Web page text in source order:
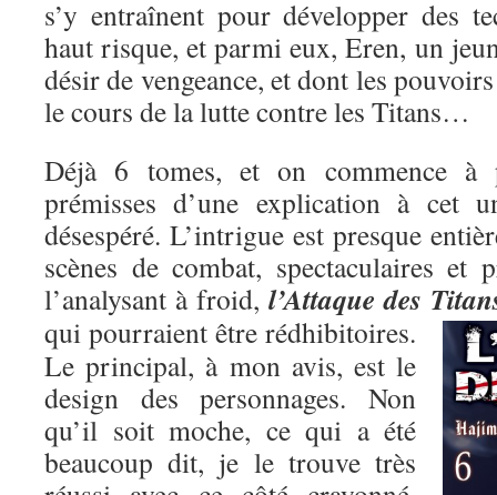
s’y entraînent pour développer des
haut risque, et parmi eux, Eren, un
désir de vengeance, et dont les
le cours de la lutte contre les Titans…
Déjà 6 tomes, et on commence à
prémisses d’une explication à cet
désespéré. L’intrigue est presque
scènes de combat, spectaculaires et
l’analysant à froid, l’Attaque des
qui pourraient être rédhibitoires.
Le principal, à mon avis, est le
design des personnages. Non
qu’il soit moche, ce qui a été
beaucoup dit, je le trouve très